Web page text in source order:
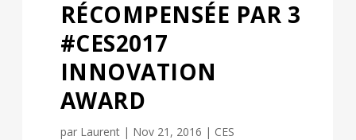
RÉCOMPENSÉE PAR 3
#CES2017
INNOVATION
AWARD
par Laurent| Nov 21, 2016 | CES